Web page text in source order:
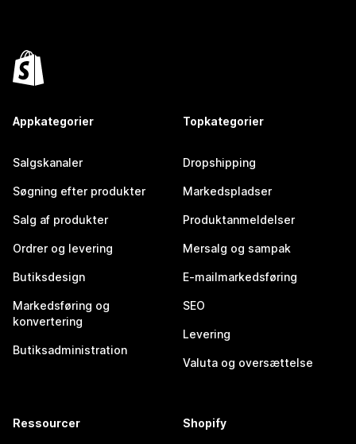
Appkategorier
Salgskanaler
Søgning efter produkter
Salg af produkter
Ordrer og levering
Butiksdesign
Markedsføring og
konvertering
Butiksadministration
Topkategorier
Dropshipping
Markedspladser
Produktanmeldelser
Mersalg og sampak
E-mailmarkedsføring
SEO
Levering
Valuta og oversættelse
Ressourcer Shopify